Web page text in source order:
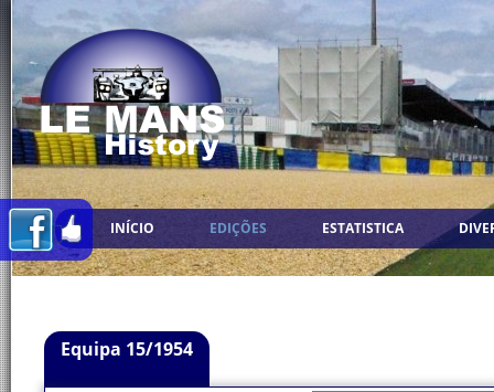
INÍCIO EDIÇÕES ESTATISTICA
Equipa 15/1954